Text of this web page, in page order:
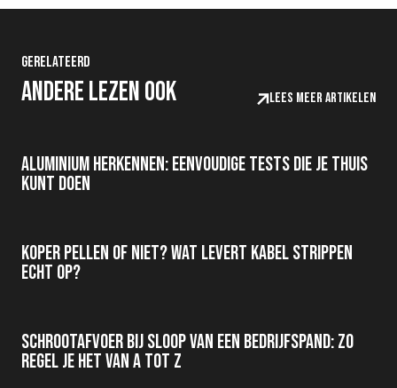
Gerelateerd
Andere lezen ook Lees meer artikelen
Aluminium herkennen: eenvoudige tests die je thuis
kunt doen
Koper pellen of niet? Wat levert kabel strippen
echt op?
Schrootafvoer bij sloop van een bedrijfspand: zo
regel je het van A tot Z